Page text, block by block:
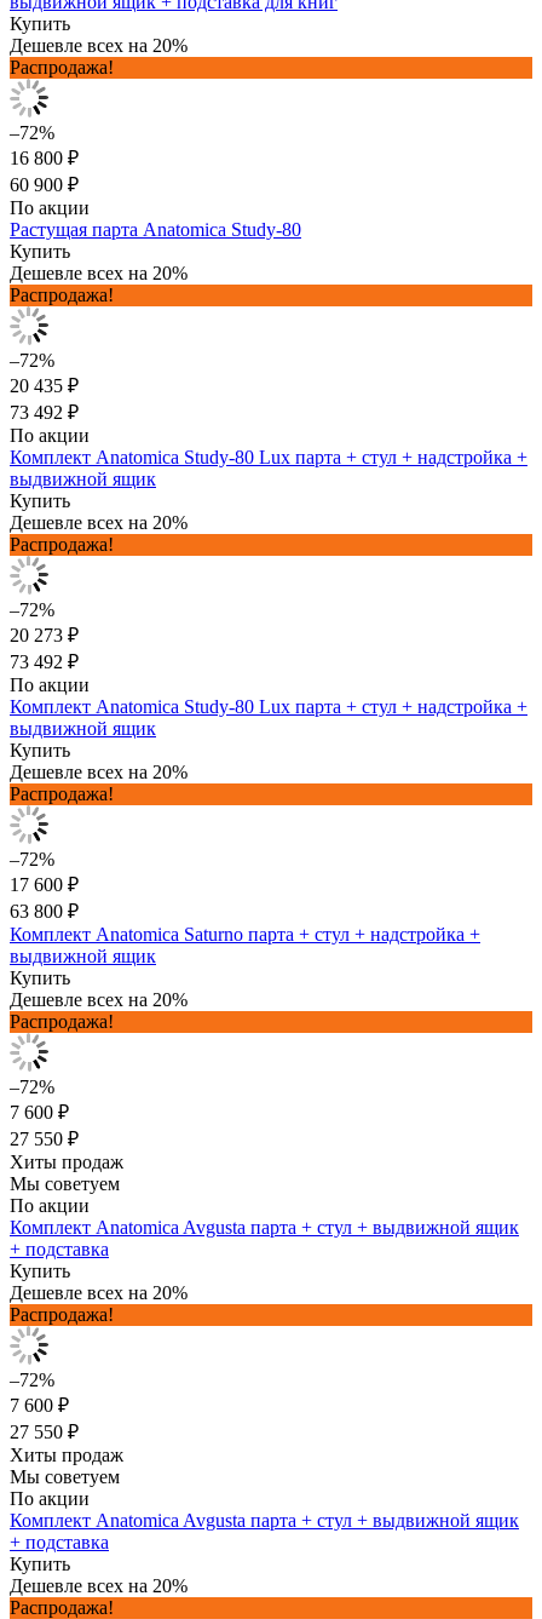
Купить
Дешевле всех на 20%
Распродажа!
–72%
16 800 ₽
60 900 ₽
По акции
Растущая парта Anatomica Study-80
Купить
Дешевле всех на 20%
Распродажа!
–72%
20 435 ₽
73 492 ₽
По акции
Комплект Anatomica Study-80 Lux парта + стул + надстройка +
выдвижной ящик
Купить
Дешевле всех на 20%
Распродажа!
–72%
20 273 ₽
73 492 ₽
По акции
Комплект Anatomica Study-80 Lux парта + стул + надстройка +
выдвижной ящик
Купить
Дешевле всех на 20%
Распродажа!
–72%
17 600 ₽
63 800 ₽
Комплект Anatomica Saturno парта + стул + надстройка +
выдвижной ящик
Купить
Дешевле всех на 20%
Распродажа!
–72%
7 600 ₽
27 550 ₽
Хиты продаж
Мы советуем
По акции
Комплект Anatomica Avgusta парта + стул + выдвижной ящик
+ подставка
Купить
Дешевле всех на 20%
Распродажа!
–72%
7 600 ₽
27 550 ₽
Хиты продаж
Мы советуем
По акции
Комплект Anatomica Avgusta парта + стул + выдвижной ящик
+ подставка
Купить
Дешевле всех на 20%
Распродажа!